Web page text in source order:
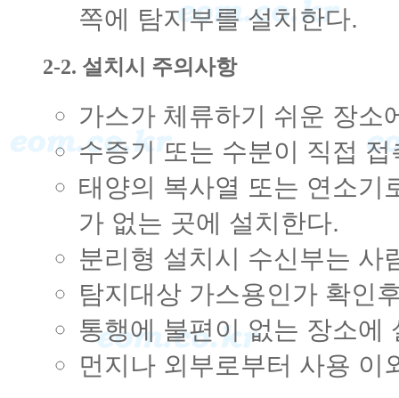
쪽에 탐지부를 설치한다.
2-2. 설치시 주의사항
가스가 체류하기 쉬운 장소
수증기 또는 수분이 직접
태양의 복사열 또는 연소
가 없는 곳에 설치한다.
분리형 설치시 수신부는 사
탐지대상 가스용인가 확인
통행에 불편이 없는 장소에
먼지나 외부로부터 사용 이